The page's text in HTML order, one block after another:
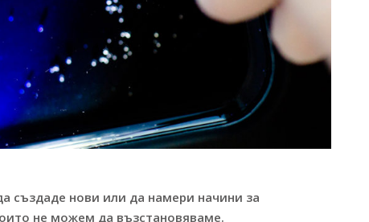
създаде нови или да намери начини за
не можем да възстановяваме.